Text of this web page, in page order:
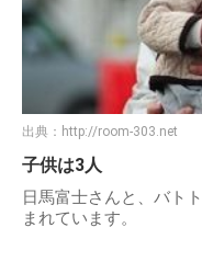
出典： http://room-303.net
子供は3人
日馬富士さんと、バト
まれています。